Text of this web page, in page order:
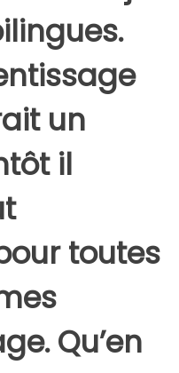
un
il
toutes
Qu’en